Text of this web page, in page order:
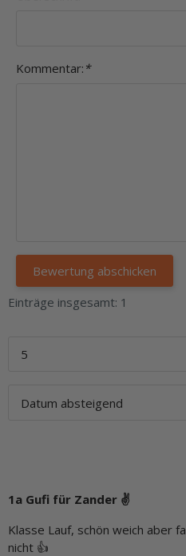
Kommentar: *
Einträge insgesamt: 1
1a Gufi für Zander ✌
Klasse Lauf, schön weich aber
nicht 👍